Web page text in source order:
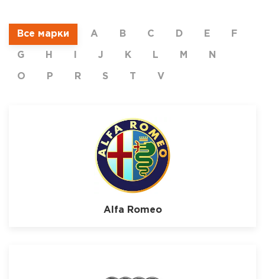
Все марки A B C D E F
G H J K L M N
O P R S T V
Alfa Romeo